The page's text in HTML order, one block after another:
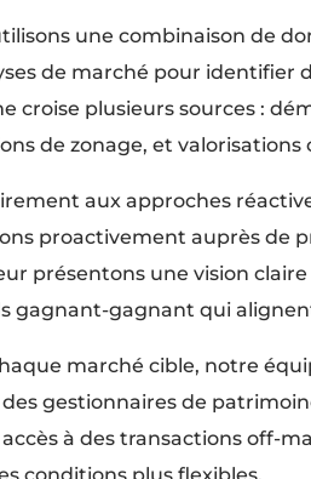
une combinaison de
de marché pour
croise plusieurs sources :
de zonage, et
aux approches
proactivement auprès de
présentons une vision
gagnant-gagnant qui
marché cible, notre
des gestionnaires de
à des transactions off-